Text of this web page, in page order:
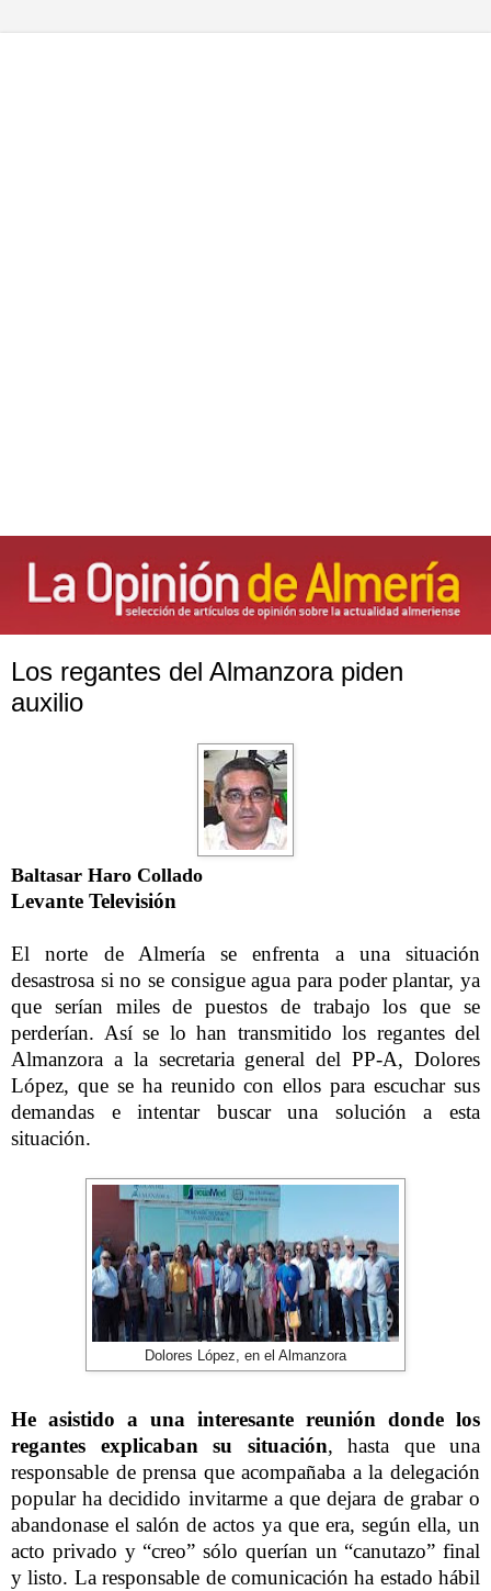
Los regantes del Almanzora piden
auxilio
Baltasar Haro Collado
Levante Televisión
El norte de Almería se enfrenta a una situación
desastrosa si no se consigue agua para poder plantar, ya
que serían miles de puestos de trabajo los que se
perderían. Así se lo han transmitido los regantes del
Almanzora a la secretaria general del PP-A, Dolores
López, que se ha reunido con ellos para escuchar sus
demandas e intentar buscar una solución a esta
situación.
Dolores López, en el Almanzora
He asistido a una interesante reunión donde los
regantes explicaban su situación, hasta que una
responsable de prensa que acompañaba a la delegación
popular ha decidido invitarme a que dejara de grabar o
abandonase el salón de actos ya que era, según ella, un
acto privado y “creo” sólo querían un “canutazo” final
y listo. La responsable de comunicación ha estado hábil